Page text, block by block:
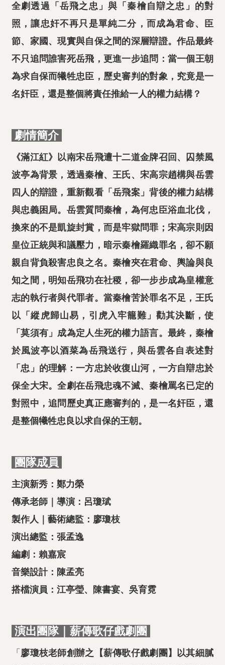
全劇透過「岳飛之忠」與「秦檜自辯之忠」的對
照，讓忠奸不再只是單純二分，而成為君命、臣
節、家國、現實與自保之間的深層辯證。作品最終
不只追問誰害死岳飛，更進一步追問：當一個王朝
為求自保而犧牲忠臣，歷史審判的對象，究竟是一
名奸臣，還是整個將責任推給一人的權力結構？
劇情簡介
《滿江紅》以南宋岳飛遭十二道金牌召回、囚禁風
波亭為背景，透過秦檜、王氏、宋高宗趙構與岳雲
四人的辯證，重新觀看「岳飛案」背後的權力結構
與忠義困局。岳雲質問秦檜，為何忠臣浴血北伐，
換來的不是凱旋封賞，而是牢獄問罪；宋高宗則因
皇位正統與和議壓力，暗示秦檜羅織罪名，卻不願
親自背負殺害忠良之名。秦檜夾在君命、輿論與良
知之間，明知岳飛功在社稷，卻一步步成為皇權意
志的執行者與代罪者。當秦檜苦於罪名不足，王氏
以「縱虎歸山易，引虎入牢籠難」勸其決斷，使
「莫須有」成為定人生死的權力語言。最終，秦檜
於風波亭以酒菜為岳飛送行，與岳雲各自表述對
「忠」的理解：一方忠於收復山河，一方自辯忠於
保全大宋。全劇在岳飛忠魂不滅、秦檜罵名已定的
對照中，追問歷史真正應審判的，是一名奸臣，還
是整個犧牲忠良以求自保的王朝。
團隊成員
主演新秀：鄭力榮
傳承老師｜導演：呂瓊珷
製作人｜藝術總監：廖瓊枝
演出總監：張孟逸
編劇：賴嘉宸
音樂設計：陳孟亮
搭檔演員：江亭瑩、陳書宴、吳育霓
演出團隊｜薪傳歌仔戲劇團
「 廖瓊枝老師創辦之【薪傳歌仔戲劇團】以其細膩